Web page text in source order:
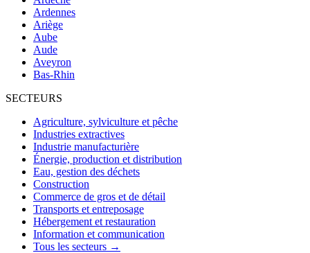
Ardennes
Ariège
Aube
Aude
Aveyron
Bas-Rhin
SECTEURS
Agriculture, sylviculture et pêche
Industries extractives
Industrie manufacturière
Énergie, production et distribution
Eau, gestion des déchets
Construction
Commerce de gros et de détail
Transports et entreposage
Hébergement et restauration
Information et communication
Tous les secteurs →